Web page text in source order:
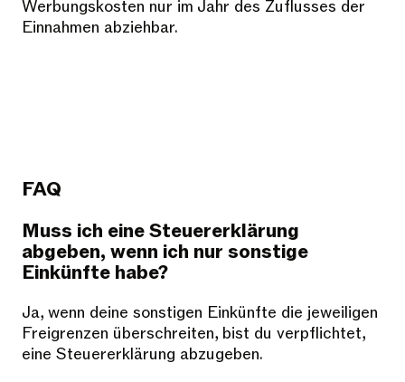
Werbungskosten nur im Jahr des Zuflusses der
Einnahmen abziehbar.
FAQ
Muss ich eine Steuererklärung
abgeben, wenn ich nur sonstige
Einkünfte habe?
Ja, wenn deine sonstigen Einkünfte die jeweiligen
Freigrenzen überschreiten, bist du verpflichtet,
eine Steuererklärung abzugeben.